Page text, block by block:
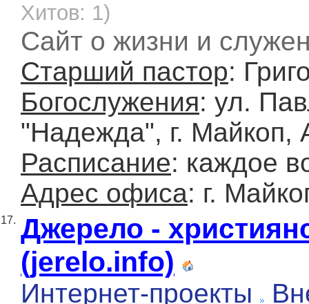
Хитов: 1)
Сайт о жизни и
Старший пастор:
Богослужения: ул.
"Надежда", г. Майкоп,
Расписание: каждое
Адрес офиса: г.
17. Джерело -
(jerelo.info)
Интернет-проекты